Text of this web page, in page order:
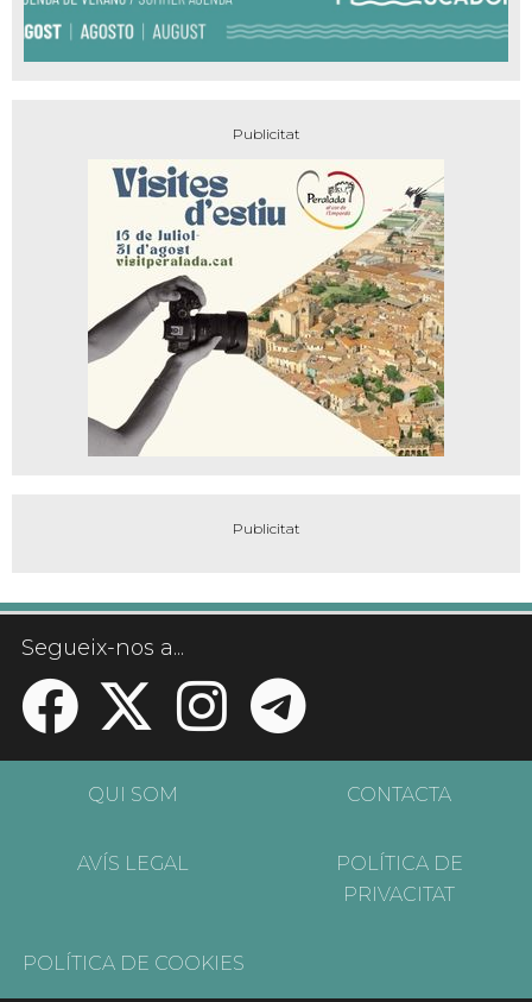
Segueix-nos a...
QUI SOM CONTACTA
AVÍS LEGAL
POLÍTICA DE
PRIVACITAT
POLÍTICA DE COOKIES